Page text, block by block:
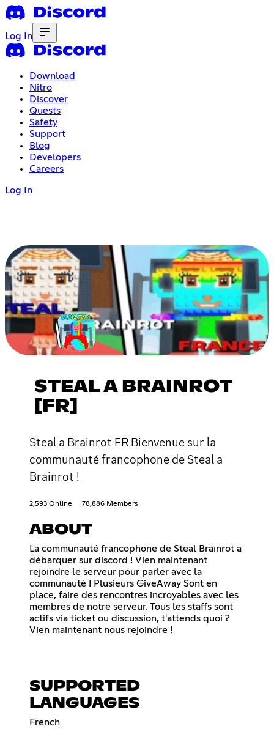
Log In
Download
Nitro
Discover
Quests
Safety
Support
Blog
Developers
Careers
Log In
STEAL A BRAINROT
[FR]
Steal a Brainrot FR Bienvenue sur la
communauté francophone de Steal a
Brainrot !
2,593 Online 78,886 Members
ABOUT
La communauté francophone de Steal Brainrot a
débarquer sur discord ! Vien maintenant
rejoindre le serveur pour parler avec la
communauté ! Plusieurs GiveAway Sont en
place, faire des rencontres incroyables avec les
membres de notre serveur. Tous les staffs sont
actifs via ticket ou discussion, t'attends quoi ?
Vien maintenant nous rejoindre !
SUPPORTED
LANGUAGES
French